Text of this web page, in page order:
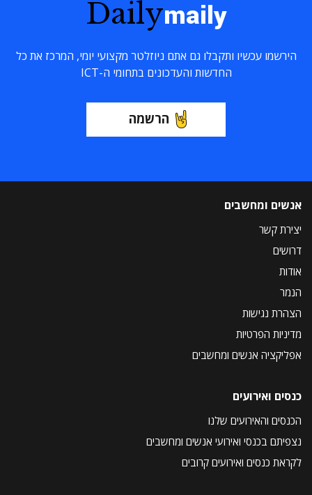
Dailymaily
הירשמו עכשיו ותקבלו גם אתם ניוזלטר מקצועי יומי, המרכז את כל
החדשות והעדכונים בתחומי ה-ICT
הרשמה
אנשים ומחשבים
יצירת קשר
דרושים
אודות
הנמר
הצהרת נגישות
מדיניות הפרטיות
אפליקציה אנשים ומחשבים
כנסים ואירועים
הכנסים והאירועים שלנו
נצפיתם בכנסי ואירועי אנשים ומחשבים
לקראת כנסים ואירועים קרובים